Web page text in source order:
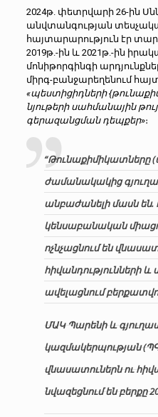
2024թ. փետրվարի 26-ին
անվտանգության
հայտարարություն էր
2019թ.-ին և 2021թ.-ին
մոնիթորգինգի
միրգ-բանջարեղենում
«պեստիցիդների {
նյութերի սահմանային
գերազանցման դեպքեր»։
“Թունաքիմիկատները
ժամանակակից
անբաժանելի մասն
կենսաբանական
ոչնչացնում են
հիվանդությունների
ավելացնում
ՄԱԿ Պարենի և
կազմակերպության
վնասատուներն ու
նվազեցնում են բերքը